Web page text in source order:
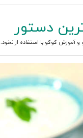
دستور
وآموزش کوکو با استفاده از نخود.